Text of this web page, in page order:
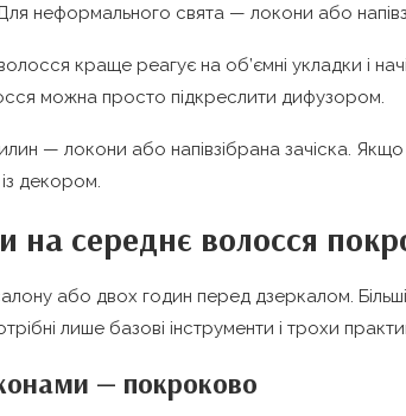
неформального свята — локони або
краще реагує на об’ємні укладки і
можна просто підкреслити дифузором.
— локони або напівзібрана зачіска.
декором.
на середнє волосся
або двох годин перед дзеркалом.
лише базові інструменти і трохи
— покроково